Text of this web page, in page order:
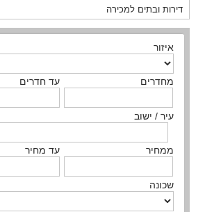
איזור
מחדרים עד חדרים
עיר / ישוב
ממחיר עד מחיר
שכונה